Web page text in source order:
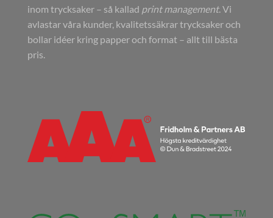
inom trycksaker – så kallad print management. Vi
avlastar våra kunder, kvalitetssäkrar trycksaker och
bollar idéer kring papper och format – allt till bästa
pris.